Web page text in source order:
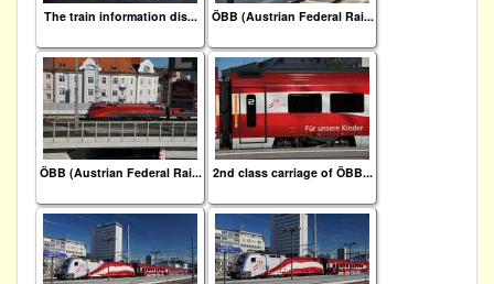
The train information dis... ÖBB (Austrian Federal Rai...
ÖBB (Austrian Federal Rai... 2nd class carriage of ÖBB...